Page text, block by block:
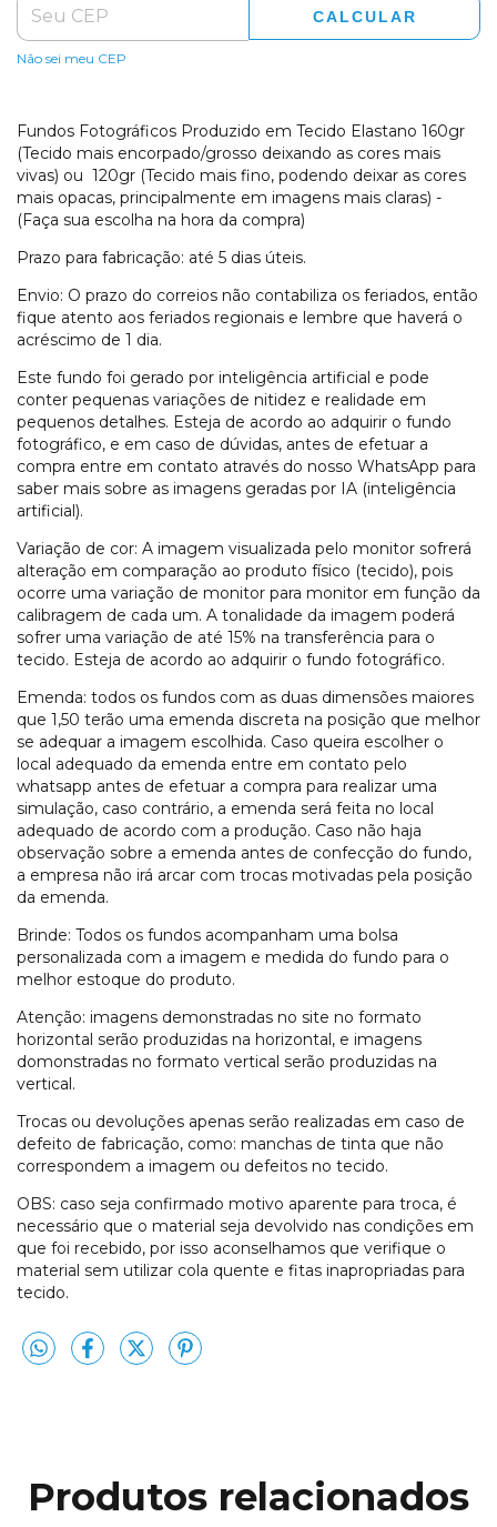
CALCULAR
Não sei meu CEP
Fundos Fotográficos Produzido em Tecido Elastano 160gr
(Tecido mais encorpado/grosso deixando as cores mais
vivas) ou 120gr (Tecido mais fino, podendo deixar as cores
mais opacas, principalmente em imagens mais claras) -
(Faça sua escolha na hora da compra)
Prazo para fabricação: até 5 dias úteis.
Envio: O prazo do correios não contabiliza os feriados, então
fique atento aos feriados regionais e lembre que haverá o
acréscimo de 1 dia.
Este fundo foi gerado por inteligência artificial e pode
conter pequenas variações de nitidez e realidade em
pequenos detalhes. Esteja de acordo ao adquirir o fundo
fotográfico, e em caso de dúvidas, antes de efetuar a
compra entre em contato através do nosso WhatsApp para
saber mais sobre as imagens geradas por IA (inteligência
artificial).
Variação de cor: A imagem visualizada pelo monitor sofrerá
alteração em comparação ao produto físico (tecido), pois
ocorre uma variação de monitor para monitor em função da
calibragem de cada um. A tonalidade da imagem poderá
sofrer uma variação de até 15% na transferência para o
tecido. Esteja de acordo ao adquirir o fundo fotográfico.
Emenda: todos os fundos com as duas dimensões maiores
que 1,50 terão uma emenda discreta na posição que melhor
se adequar a imagem escolhida. Caso queira escolher o
local adequado da emenda entre em contato pelo
whatsapp antes de efetuar a compra para realizar uma
simulação, caso contrário, a emenda será feita no local
adequado de acordo com a produção. Caso não haja
observação sobre a emenda antes de confecção do fundo,
a empresa não irá arcar com trocas motivadas pela posição
da emenda.
Brinde: Todos os fundos acompanham uma bolsa
personalizada com a imagem e medida do fundo para o
melhor estoque do produto.
Atenção: imagens demonstradas no site no formato
horizontal serão produzidas na horizontal, e imagens
domonstradas no formato vertical serão produzidas na
vertical.
Trocas ou devoluções apenas serão realizadas em caso de
defeito de fabricação, como: manchas de tinta que não
correspondem a imagem ou defeitos no tecido.
OBS: caso seja confirmado motivo aparente para troca, é
necessário que o material seja devolvido nas condições em
que foi recebido, por isso aconselhamos que verifique o
material sem utilizar cola quente e fitas inapropriadas para
tecido.
Produtos relacionados